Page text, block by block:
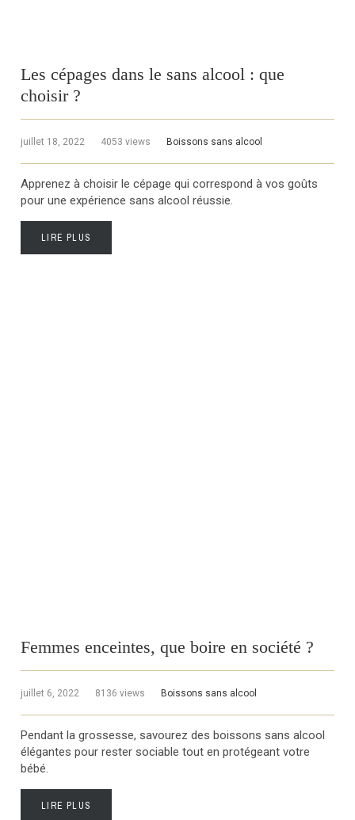
Les cépages dans le sans alcool : que
choisir ?
juillet 18, 2022 4053 views Boissons sans alcool
Apprenez à choisir le cépage qui correspond à vos goûts
pour une expérience sans alcool réussie.
LIRE PLUS
Femmes enceintes, que boire en société ?
juillet 6, 2022 8136 views Boissons sans alcool
Pendant la grossesse, savourez des boissons sans alcool
élégantes pour rester sociable tout en protégeant votre
bébé.
LIRE PLUS